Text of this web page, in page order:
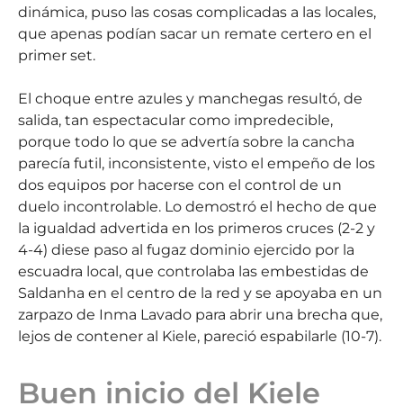
dinámica, puso las cosas complicadas a las locales,
que apenas podían sacar un remate certero en el
primer set.
El choque entre azules y manchegas resultó, de
salida, tan espectacular como impredecible,
porque todo lo que se advertía sobre la cancha
parecía futil, inconsistente, visto el empeño de los
dos equipos por hacerse con el control de un
duelo incontrolable. Lo demostró el hecho de que
la igualdad advertida en los primeros cruces (2-2 y
4-4) diese paso al fugaz dominio ejercido por la
escuadra local, que controlaba las embestidas de
Saldanha en el centro de la red y se apoyaba en un
zarpazo de Inma Lavado para abrir una brecha que,
lejos de contener al Kiele, pareció espabilarle (10-7).
Buen inicio del Kiele